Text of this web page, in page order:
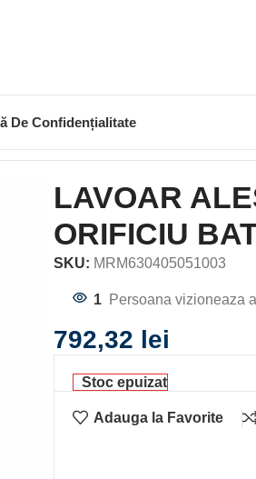
De Confidențialitate
LAVOAR
ORIFICIU
SKU: MRM630405051003
1 Persoana vizioneaza
792,32 lei
Stoc epuizat
Adauga la Favorite